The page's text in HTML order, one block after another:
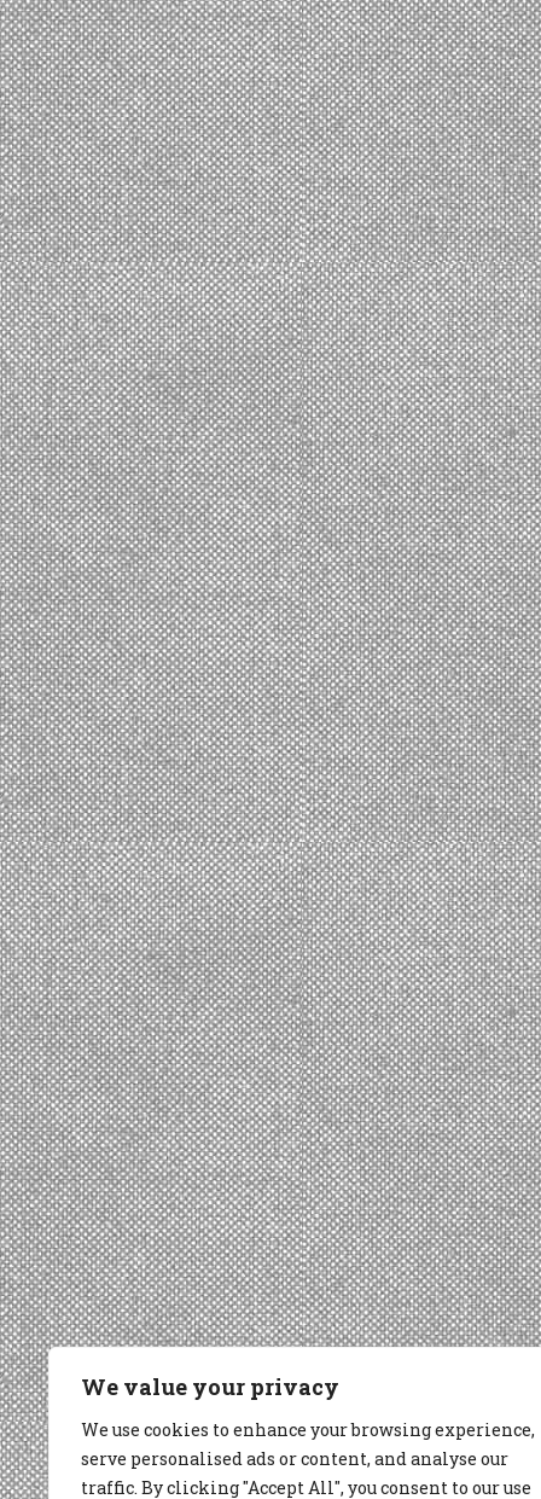
We value your privacy
We use cookies to enhance your browsing experience,
serve personalised ads or content, and analyse our
traffic. By clicking "Accept All", you consent to our use